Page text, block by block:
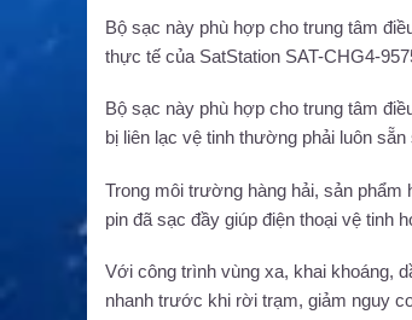
Bộ sạc này phù hợp cho trung tâm
thực tế của SatStation SAT-CHG4-
Bộ sạc này phù hợp cho trung tâm
bị liên lạc vệ tinh thường phải luôn
Trong môi trường hàng hải, sản phẩm
pin đã sạc đầy giúp điện thoại vệ tinh
Với công trình vùng xa, khai khoáng,
nhanh trước khi rời trạm, giảm nguy